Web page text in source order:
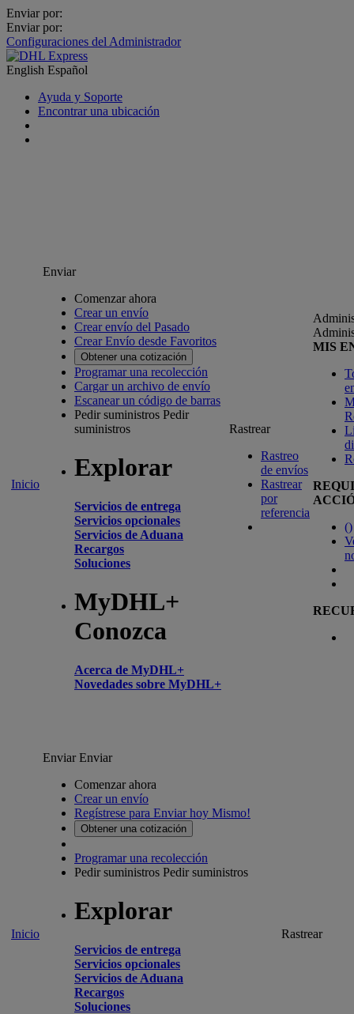
Enviar por:
Enviar por:
Configuraciones del Administrador
English Español
Ayuda y Soporte
Encontrar una ubicación
Inicio
Enviar
Comenzar ahora
Crear un envío
Crear envío del Pasado
Crear Envío desde Favoritos
Obtener una cotización
Programar una recolección
Cargar un archivo de envío
Escanear un código de barras
Pedir suministros Pedir
suministros
Explorar
Servicios de entrega
Servicios opcionales
Servicios de Aduana
Recargos
Soluciones
MyDHL+
Conozca
Acerca de MyDHL+
Novedades sobre MyDHL+
Rastrear
Rastreo
de envíos
Rastrear
por
referencia
MIS
()
Inicio
EnviarEnviar
Comenzar ahora
Crear un envío
Regístrese para Enviar hoy Mismo!
Obtener una cotización
Programar una recolección
Pedir suministros Pedir suministros
Explorar
Servicios de entrega
Servicios opcionales
Servicios de Aduana
Recargos
Soluciones
Rastrear